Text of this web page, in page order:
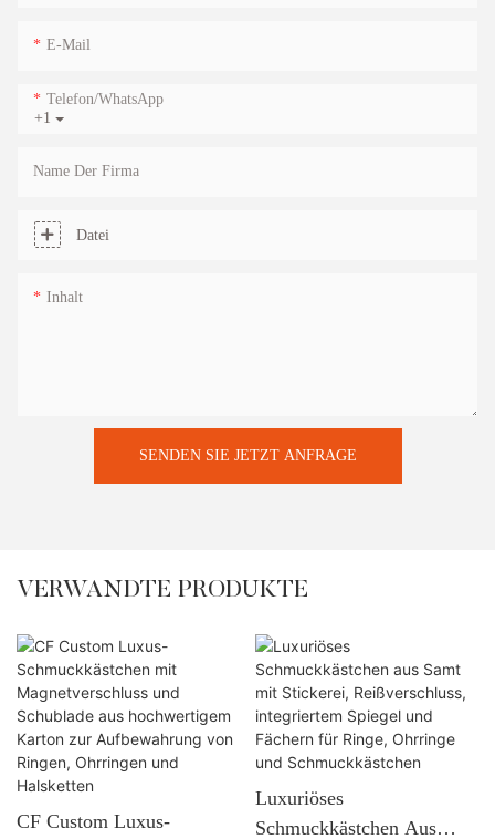
E-Mail
+1
Telefon/WhatsApp
Name Der Firma
Datei
Inhalt
SENDEN SIE JETZT ANFRAGE
VERWANDTE PRODUKTE
CF Custom Luxus-
Luxuriöses
Schmuckkästchen Aus